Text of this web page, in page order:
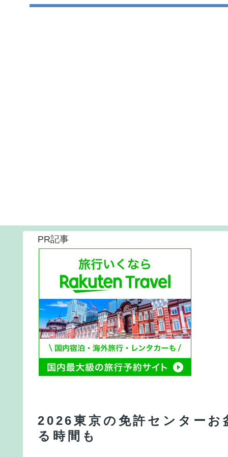
PR記事
2026東京の免許センター
る時間も